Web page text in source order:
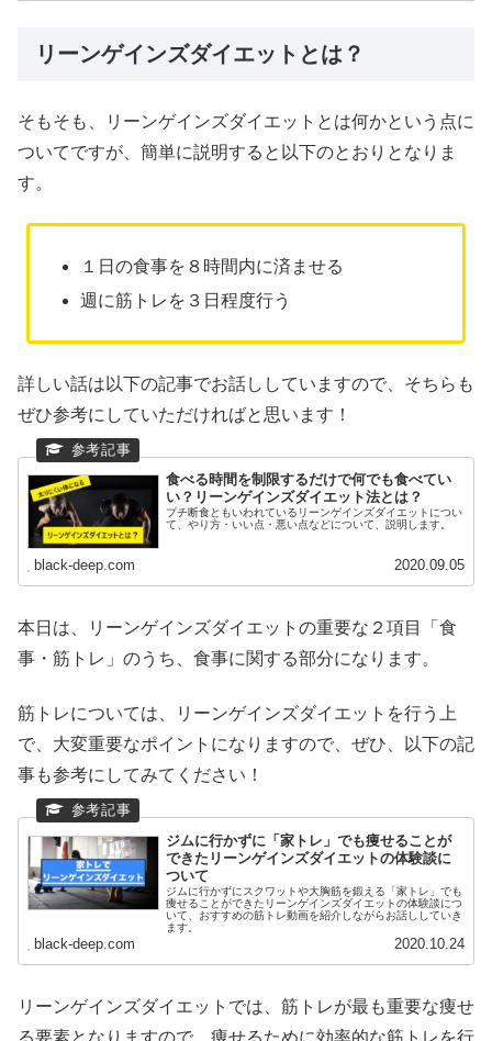
リーンゲインズダイエットとは？
そもそも、リーンゲインズダイエットとは何かという点に
ついてですが、簡単に説明すると以下のとおりとなりま
す。
１日の食事を８時間内に済ませる
週に筋トレを３日程度行う
詳しい話は以下の記事でお話ししていますので、そちらも
ぜひ参考にしていただければと思います！
食べる時間を制限するだけで何でも食べてい
い？リーンゲインズダイエット法とは？
プチ断食ともいわれているリーンゲインズダイエットについ
て、やり方・いい点・悪い点などについて、説明します。
black-deep.com 2020.09.05
本日は、リーンゲインズダイエットの重要な２項目「食
事・筋トレ」のうち、食事に関する部分になります。
筋トレについては、リーンゲインズダイエットを行う上
で、大変重要なポイントになりますので、ぜひ、以下の記
事も参考にしてみてください！
ジムに行かずに「家トレ」でも痩せることが
できたリーンゲインズダイエットの体験談に
ついて
ジムに行かずにスクワットや大胸筋を鍛える「家トレ」でも
痩せることができたリーンゲインズダイエットの体験談につ
いて、おすすめの筋トレ動画を紹介しながらお話ししていき
ます。
black-deep.com 2020.10.24
リーンゲインズダイエットでは、筋トレが最も重要な痩せ
る要素となりますので、痩せるために効率的な筋トレを行